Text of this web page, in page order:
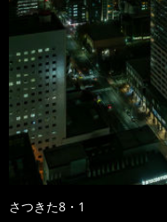
さつきた8・1